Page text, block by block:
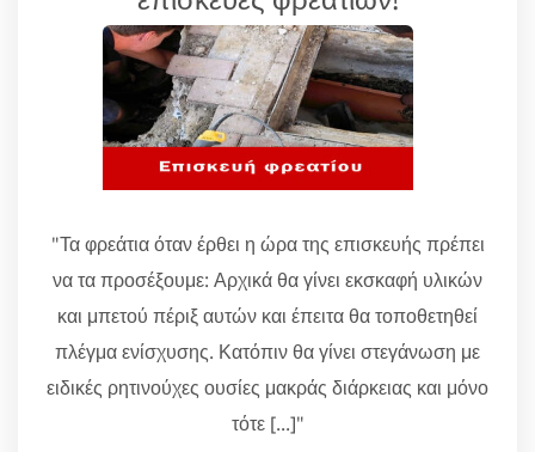
"Τα φρεάτια όταν έρθει η ώρα της επισκευής πρέπει
να τα προσέξουμε: Αρχικά θα γίνει εκσκαφή υλικών
και μπετού πέριξ αυτών και έπειτα θα τοποθετηθεί
πλέγμα ενίσχυσης. Κατόπιν θα γίνει στεγάνωση με
ειδικές ρητινούχες ουσίες μακράς διάρκειας και μόνο
τότε [...]"